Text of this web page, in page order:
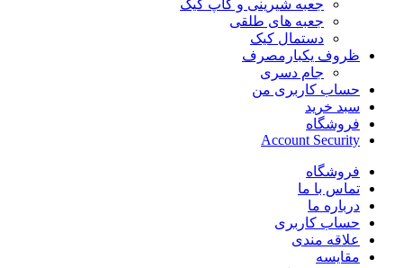
جعبه شیرینی و کاپ کیک
جعبه های طلقی
دستمال کیک
ظروف یکبارمصرف
جام دسری
حساب کاربری من
سبد خرید
فروشگاه
Account Security
فروشگاه
تماس با ما
درباره ما
حساب کاربری
علاقه مندی
مقایسه